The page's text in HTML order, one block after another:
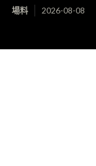
場料 2026-08-08